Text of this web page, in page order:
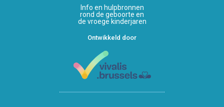
Info en hulpbronnen
rond de geboorte en
de vroege kinderjaren
Ontwikkeld door